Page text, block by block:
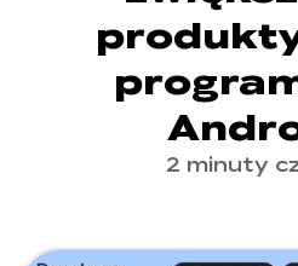
2 minuty